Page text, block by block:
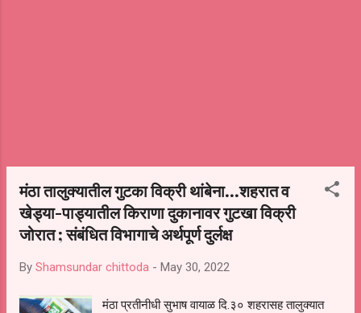
मंठा तालुक्यातील गुटका विक्री थांबेना...शहरात व
खेड्या-पाड्यातील किराणा दुकानावर गुटखा विक्री
जोरात ; संबंधित विभागाचे अर्थपूर्ण दुर्लक्ष
By Shamsundar chittoda - May 30, 2022
मंठा प्रतीनीधी सुभाष वायाळ दि.३० शहरासह तालुक्यात